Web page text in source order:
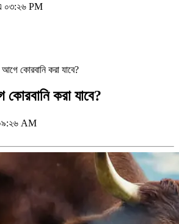
০৩:২৬ PM
কোরবানি করা যাবে?
করা যাবে?
AM